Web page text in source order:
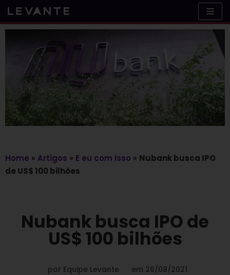
Skip
to
Home » Artigos » E eu com isso » Nubank busca IPO
de US$ 100 bilhões
Nubank busca IPO de
US$ 100 bilhões
por Equipe Levante em 26/08/2021